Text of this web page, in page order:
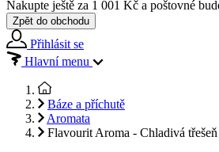
Nakupte ještě za 1 001 Kč a poštovné
Zpět do obchodu
Přihlásit se
Hlavní menu
Báze a příchutě
Aromata
Flavourit Aroma - Chladivá